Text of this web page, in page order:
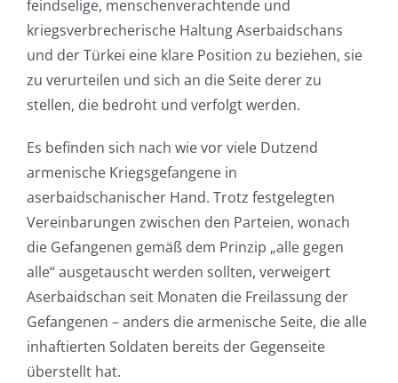
feindselige, menschenverachtende und
kriegsverbrecherische Haltung Aserbaidschans
und der Türkei eine klare Position zu beziehen, sie
zu verurteilen und sich an die Seite derer zu
stellen, die bedroht und verfolgt werden.
Es befinden sich nach wie vor viele Dutzend
armenische Kriegsgefangene in
aserbaidschanischer Hand. Trotz festgelegten
Vereinbarungen zwischen den Parteien, wonach
die Gefangenen gemäß dem Prinzip „alle gegen
alle“ ausgetauscht werden sollten, verweigert
Aserbaidschan seit Monaten die Freilassung der
Gefangenen – anders die armenische Seite, die alle
inhaftierten Soldaten bereits der Gegenseite
überstellt hat.